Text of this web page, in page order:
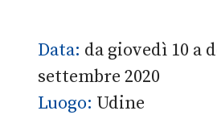
Data: da giovedì 10 a
settembre 2020
Luogo: Udine